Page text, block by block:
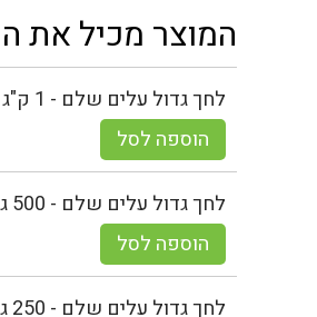
המוצר מכיל את
לחך גדול עלים שלם - 1 ק"ג
הוספה לסל
לחך גדול עלים שלם - 500 גר
הוספה לסל
לחך גדול עלים שלם - 250 גר